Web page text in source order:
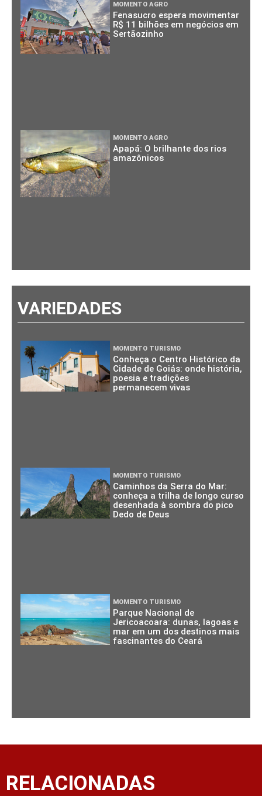
MOMENTO AGRO
Fenasucro espera movimentar
R$ 11 bilhões em negócios em
Sertãozinho
MOMENTO AGRO
Apapá: O brilhante dos rios
amazônicos
VARIEDADES
MOMENTO TURISMO
Conheça o Centro Histórico da
Cidade de Goiás: onde história,
poesia e tradições
permanecem vivas
MOMENTO TURISMO
Caminhos da Serra do Mar:
conheça a trilha de longo curso
desenhada à sombra do pico
Dedo de Deus
MOMENTO TURISMO
Parque Nacional de
Jericoacoara: dunas, lagoas e
mar em um dos destinos mais
fascinantes do Ceará
RELACIONADAS